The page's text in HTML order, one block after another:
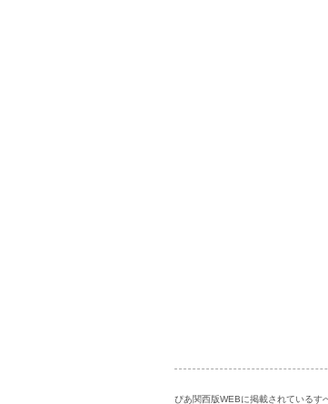
ぴあ関西版WEBに掲載されているす